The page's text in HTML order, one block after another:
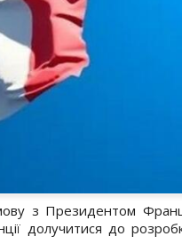
з Президентом
долучитися до